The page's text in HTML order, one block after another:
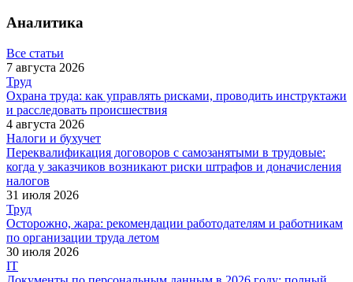
Аналитика
Все статьи
7 августа 2026
Труд
Охрана труда: как управлять рисками, проводить инструктажи
и расследовать происшествия
4 августа 2026
Налоги и бухучет
Переквалификация договоров с самозанятыми в трудовые:
когда у заказчиков возникают риски штрафов и доначисления
налогов
31 июля 2026
Труд
Осторожно, жара: рекомендации работодателям и работникам
по организации труда летом
30 июля 2026
IT